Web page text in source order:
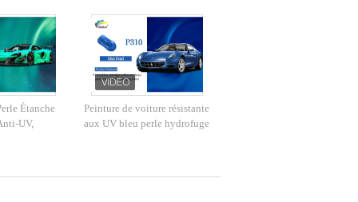
Étanche
UV,
Peinture de voiture résistante
aux UV bleu perle hydrofuge